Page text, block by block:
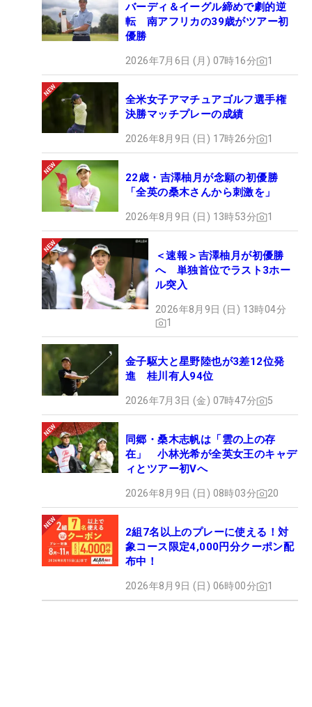
バーディ＆イーグル締めで劇的逆
転 南アフリカの39歳がツアー初
優勝
2026年7月6日 (月) 07時16分 1
全米女子アマチュアゴルフ選手権
決勝マッチプレーの成績
2026年8月9日 (日) 17時26分 1
22歳・吉澤柚月が念願の初優勝
「全英の桑木さんから刺激を」
2026年8月9日 (日) 13時53分 1
＜速報＞吉澤柚月が初優勝
へ 単独首位でラスト3ホー
ル突入
2026年8月9日 (日) 13時04分
1
金子駆大と星野陸也が3差12位発
進 桂川有人94位
2026年7月3日 (金) 07時47分 5
同郷・桑木志帆は「雲の上の存
在」 小林光希が全英女王のキャデ
ィとツアー初Vへ
2026年8月9日 (日) 08時03分 20
2組7名以上のプレーに使える！対
象コース限定4,000円分クーポン配
布中！
2026年8月9日 (日) 06時00分 1